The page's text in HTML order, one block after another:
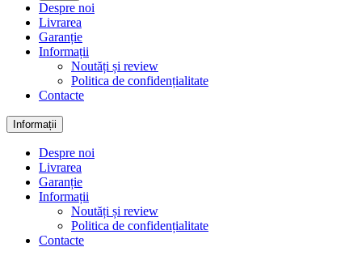
Despre noi
Livrarea
Garanție
Informații
Noutăți și review
Politica de confidențialitate
Contacte
Informații
Despre noi
Livrarea
Garanție
Informații
Noutăți și review
Politica de confidențialitate
Contacte